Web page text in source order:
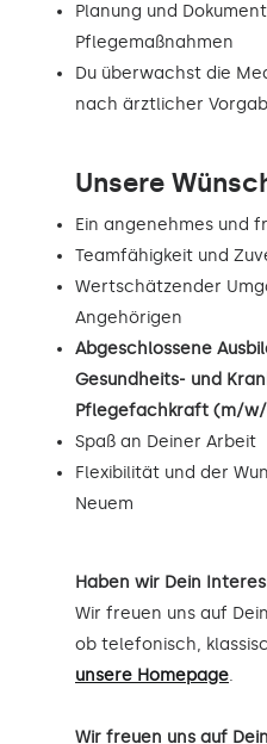
Planung und
Pflegemaßnahmen
Du überwachst die
nach ärztlicher
Unsere
Ein angenehmes und
Teamfähigkeit und
Wertschätzender
Angehörigen
Abgeschlossene
Gesundheits- und
Pflegefachkraft (m/
Spaß an Deiner Arbeit
Flexibilität und der
Neuem
Haben wir Dein
Wir freuen uns auf
ob telefonisch,
unsere Homepage.
Wir freuen uns auf